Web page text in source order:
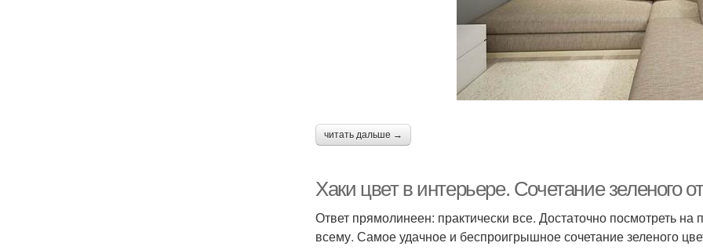
читать дальше →
Хаки цвет в интерьере. Сочетание зеленого
Ответ прямолинеен: практически все. Достаточно посмотреть
всему. Самое удачное и беспроигрышное сочетание зеленого